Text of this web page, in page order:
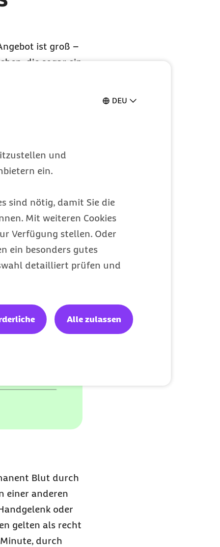
DEU
und
ein.
sind nötig, damit Sie die
Mit weiteren Cookies
Verfügung stellen. Oder
ein besonders gutes
detailliert prüfen und
Alle zulassen
ist groß –
die sogar ein
Blut durch
einer anderen
oder
gelten als recht
durch